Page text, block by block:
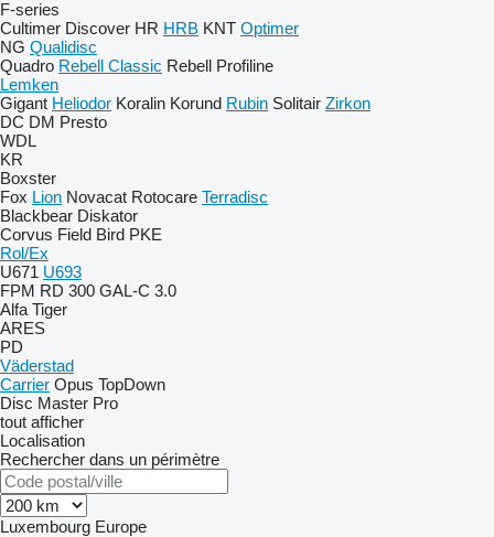
F-series
Cultimer Discover HR HRB KNT Optimer
NG Qualidisc
Quadro Rebell Classic Rebell Profiline
Lemken
Gigant Heliodor Koralin Korund Rubin Solitair Zirkon
DC DM Presto
WDL
KR
Boxster
Fox Lion Novacat Rotocare Terradisc
Blackbear Diskator
Corvus Field Bird PKE
Rol/Ex
U671 U693
FPM RD 300 GAL-C 3.0
Alfa Tiger
ARES
PD
Väderstad
Carrier Opus TopDown
Disc Master Pro
tout afficher
Localisation
Rechercher dans un périmètre
Luxembourg Europe